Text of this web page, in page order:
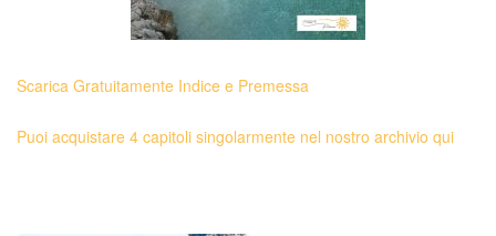
Scarica Gratuitamente Indice e Premessa
Puoi acquistare 4 capitoli singolarmente nel nostro archivio qui